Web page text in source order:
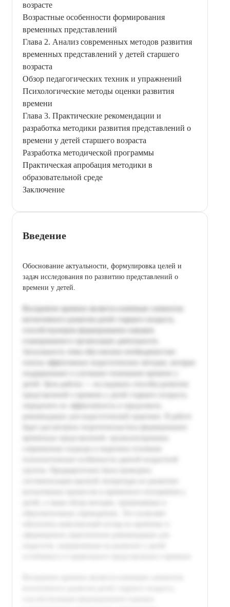
возрасте
Возрастные особенности формирования
временных представлений
Глава 2. Анализ современных методов развития
временных представлений у детей старшего
возраста
Обзор педагогических техник и упражнений
Психологические методы оценки развития
времени
Глава 3. Практические рекомендации и
разработка методики развития представлений о
времени у детей старшего возраста
Разработка методической программы
Практическая апробация методики в
образовательной среде
Заключение
Введение
Обоснование актуальности, формулировка целей и
задач исследования по развитию представлений о
времени у детей.